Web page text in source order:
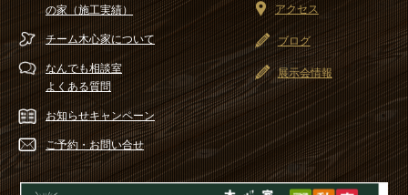
の家（施工実績）
チーム木心家について
なんでも相談室
よくある質問
お知らせキャンペーン
ご予約・ お問い合せ
アクセス
ブログ
展示会情報